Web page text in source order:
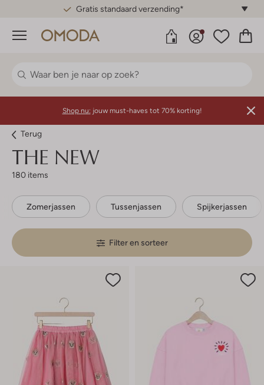
Gratis standaard verzending*
Menu
Shop nu: jouw must-haves tot 70% korting!
Terug
THE NEW
180 items
Zomerjassen Tussenjassen Spijkerjassen
Filter en sorteer